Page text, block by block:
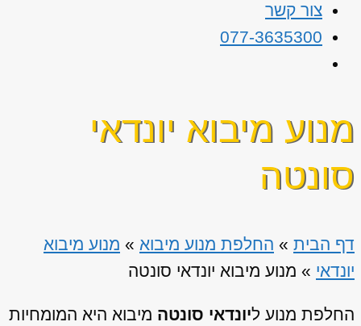
צור קשר
077-3635300
מנוע מיבוא יונדאי
סונטה
דף הבית » החלפת מנוע מיבוא » מנוע מיבוא
יונדאי » מנוע מיבוא יונדאי סונטה
החלפת מנוע ליונדאי סונטה מיבוא היא המומחיות